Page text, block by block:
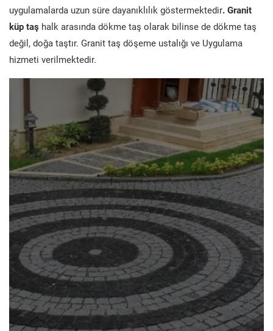
uygulamalarda uzun süre dayanıklılık göstermektedir. Granit
küp taş halk arasında dökme taş olarak bilinse de dökme taş
değil, doğa taştır. Granit taş döşeme ustalığı ve Uygulama
hizmeti verilmektedir.